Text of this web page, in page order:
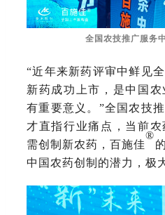
全国农技推广服务
“近年来新药评审中鲜见
新药成功上市，是中国
有重要意义。”全国农技
才直指行业痛点，当前
需创制新农药，百施佳
®
中国农药创制的潜力，极